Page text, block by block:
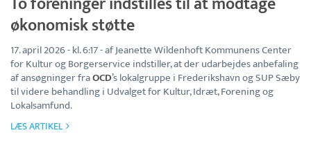
økonomisk støtte
17. april 2026 - kl. 6:17 - af Jeanette Wildenhoft Kommunens Center
for Kultur og Borgerservice indstiller, at der udarbejdes anbefaling
af ansøgninger fraOCD’s lokalgruppe i Frederikshavn og SUP Sæby
til videre behandling i Udvalget for Kultur, Idræt, Forening og
Lokalsamfund.
LÆS ARTIKEL